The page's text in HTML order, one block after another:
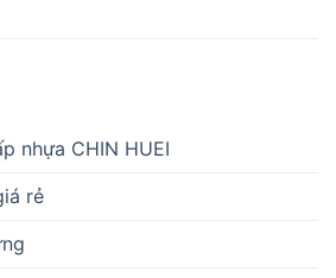
nhựa CHIN HUEI
rẻ